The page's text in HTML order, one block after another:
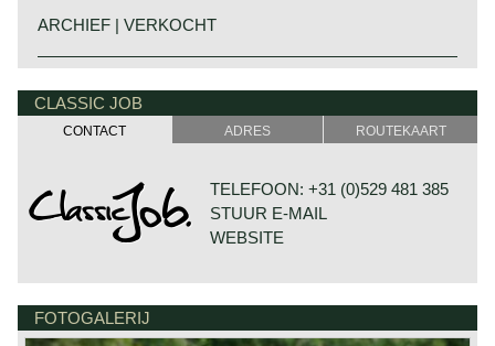
ARCHIEF | VERKOCHT
CLASSIC JOB
CONTACT ADRES ROUTEKAART
TELEFOON: +31 (0)529 481 385
STUUR E-MAIL
WEBSITE
7722 GA DALFSEN
FOTOGALERIJ